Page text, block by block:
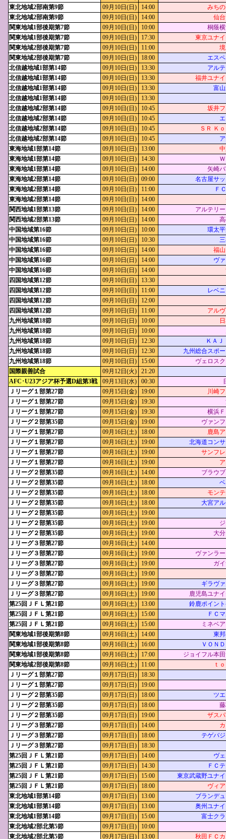
東北地域2部南第9節
09月10日(日) 14:00
みち
東北地域2部南第9節
09月10日(日) 14:00
仙
関東地域1部後期第7節
09月10日(日) 10:00
桐蔭
関東地域1部後期第7節
09月10日(日) 17:30
東京ユナ
関東地域2部後期第7節
09月10日(日) 11:00
関東地域2部後期第7節
09月10日(日) 18:00
エス
北信越地域1部第14節
09月10日(日) 13:30
アル
北信越地域1部第14節
09月10日(日) 13:30
福井ユナ
北信越地域1部第14節
09月10日(日) 13:30
富
北信越地域1部第14節
09月10日(日)
13:30
北信越地域2部第14節
09月10日(日) 10:45
坂井
北信越地域2部第14節
09月10日(日) 10:45
北信越地域2部第14節
09月10日(日) 10:45
ＳＲ Ｋ
北信越地域2部第14節
09月10日(日) 10:45
東海地域1部第14節
09月10日(日) 13:00
東海地域1部第14節
09月10日(日) 14:30
東海地域1部第14節
09月10日(日) 14:00
矢崎
東海地域2部第14節
09月10日(日) 09:00
名古屋サ
東海地域2部第14節
09月10日(日) 11:00
Ｆ
東海地域2部第14節
09月10日(日) 14:00
関西地域1部第13節
09月10日(日) 14:00
アルテリ
関西地域2部第13節
09月10日(日) 14:00
中国地域第16節
09月10日(日) 10:00
環太
中国地域第16節
09月10日(日) 10:30
中国地域第16節
09月10日(日) 14:00
福
中国地域第16節
09月10日(日) 14:00
ヴ
中国地域第16節
09月10日(日) 14:00
四国地域第12節
09月10日(日) 13:30
四国地域第12節
09月10日(日) 11:00
レベ
四国地域第12節
09月10日(日)
12:00
四国地域第12節
09月10日(日) 11:00
アル
九州地域第18節
09月10日(日) 10:00
九州地域第18節
09月10日(日) 10:00
九州地域第18節
09月10日(日) 12:30
ＫＡＪ
九州地域第18節
09月10日(日) 12:30
九州総合スポ
九州地域第18節
09月10日(日) 15:00
ヴェロス
国際親善試合
09月12日(火) 21:20
AFC･U23アジア杯予選D組第3戦
09月13日(水) 00:30
Ｊリーグ１部第27節
09月15日(金) 19:00
川崎
Ｊリーグ１部第27節
09月15日(金) 19:30
Ｊリーグ１部第27節
09月15日(金) 19:30
横浜
Ｊリーグ２部第35節
09月15日(金) 19:00
ヴァン
Ｊリーグ１部第27節
09月16日(土) 18:00
鹿島
Ｊリーグ１部第27節
09月16日(土) 19:00
北海道コン
Ｊリーグ１部第27節
09月16日(土) 19:00
サンフ
Ｊリーグ１部第27節
09月16日(土) 19:00
Ｊリーグ２部第35節
09月16日(土) 14:00
ブラウ
Ｊリーグ２部第35節
09月16日(土) 18:00
Ｊリーグ２部第35節
09月16日(土) 18:00
モン
Ｊリーグ２部第35節
09月16日(土) 18:00
大宮ア
Ｊリーグ２部第35節
09月16日(土)
19:00
Ｊリーグ２部第35節
09月16日(土) 19:00
Ｊリーグ２部第35節
09月16日(土) 19:00
大
Ｊリーグ３部第27節
09月16日(土) 14:00
Ｊリーグ３部第27節
09月16日(土) 19:00
ヴァンラ
Ｊリーグ３部第27節
09月16日(土) 19:00
ガ
Ｊリーグ３部第27節
09月16日(土)
19:00
Ｊリーグ３部第27節
09月16日(土) 19:00
ギラヴ
Ｊリーグ３部第27節
09月16日(土) 19:00
鹿児島ユナ
第25回ＪＦＬ第21節
09月16日(土) 13:00
鈴鹿ポイン
第25回ＪＦＬ第21節
09月16日(土) 15:00
ＦＣ
第25回ＪＦＬ第21節
09月16日(土) 15:00
ミネベ
関東地域1部後期第8節
09月16日(土) 14:00
東
関東地域1部後期第8節
09月16日(土) 16:00
ＶＯＮ
関東地域1部後期第8節
09月16日(土) 17:00
ジョイフル本
関東地域2部後期第8節
09月16日(土) 11:00
ｔ
Ｊリーグ１部第27節
09月17日(日)
18:30
Ｊリーグ１部第27節
09月17日(日) 19:00
Ｊリーグ２部第35節
09月17日(日) 18:00
ツ
Ｊリーグ２部第35節
09月17日(日) 18:00
Ｊリーグ２部第35節
09月17日(日) 19:00
ザス
Ｊリーグ３部第27節
09月17日(日) 14:00
Ｊリーグ３部第27節
09月17日(日) 18:00
テゲバ
Ｊリーグ３部第27節
09月17日(日)
18:30
第25回ＪＦＬ第21節
09月17日(日) 14:00
ヴ
第25回ＪＦＬ第21節
09月17日(日) 14:30
ＦＣ
第25回ＪＦＬ第21節
09月17日(日) 15:00
東京武蔵野ユナ
第25回ＪＦＬ第21節
09月17日(日) 18:00
ヴィ
東北地域1部第14節
09月17日(日) 13:00
ブランデ
東北地域1部第14節
09月17日(日) 13:00
奥州ユナ
東北地域1部第14節
09月17日(日) 15:00
富士ク
東北地域2部北第5節
09月17日(日)
10:00
東北地域2部北第5節
09月17日(日) 13:00
秋田ＦＣ